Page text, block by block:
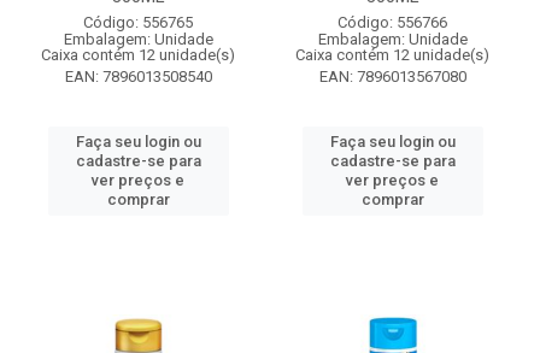
Código: 556765
Embalagem: Unidade
Caixa contém 12 unidade(s)
EAN: 7896013508540
Faça seu login ou
cadastre-se para
ver preços e
comprar
Código: 556766
Embalagem: Unidade
Caixa contém 12 unidade(s)
EAN: 7896013567080
Faça seu login ou
cadastre-se para
ver preços e
comprar